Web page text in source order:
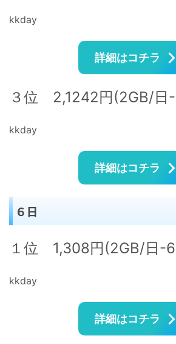
kkday
詳細はコチラ
３位 2,1242円(2GB/日
kkday
詳細はコチラ
６日
１位 1,308円(2GB/日-
kkday
詳細はコチラ